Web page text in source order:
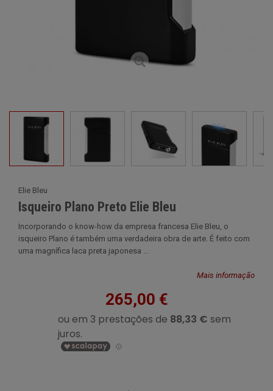
Elie Bleu
Isqueiro Plano Preto Elie Bleu
Incorporando o know-how da empresa francesa Elie Bleu, o
isqueiro Plano é também uma verdadeira obra de arte. É feito com
uma magnífica laca preta japonesa ...
Mais informação
265,00 €